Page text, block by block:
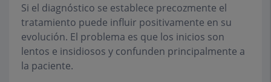
Si el diagnóstico se establece precozmente el
tratamiento puede influir positivamente en su
evolución. El problema es que los inicios son
lentos e insidiosos y confunden principalmente a
la paciente.